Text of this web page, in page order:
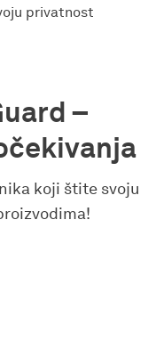
privatnost
–
koji štite svoju